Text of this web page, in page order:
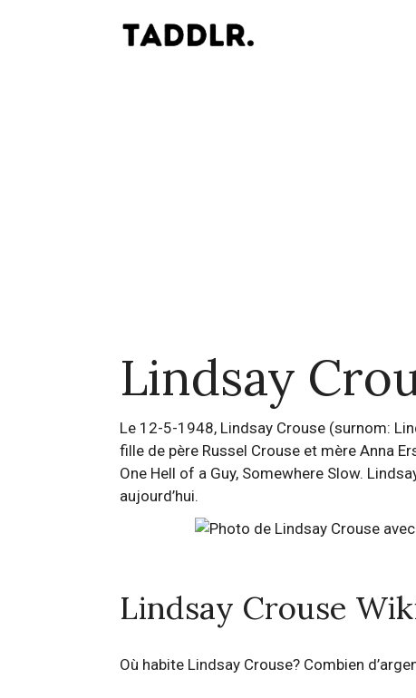
Lindsay
Le 12-5-1948, Lindsay Crouse (surnom:
fille de père Russel Crouse et mère Anna
One Hell of a Guy, Somewhere Slow.
aujourd’hui.
Lindsay Crouse
Où habite Lindsay Crouse? Combien